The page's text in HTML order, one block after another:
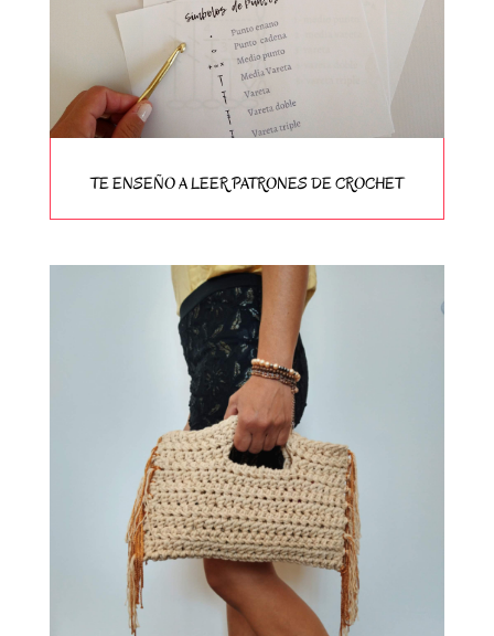
TE ENSEÑO A LEER PATRONES DE CROCHET